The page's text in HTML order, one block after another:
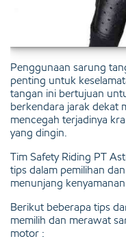
Penggunaan sarung
penting untuk
tangan ini bertujuan
berkendara jarak dekat
mencegah terjadinya
yang dingin.
Tim Safety Riding PT
tips dalam pemilihan
menunjang
Berikut beberapa tips
memilih dan merawat
motor :